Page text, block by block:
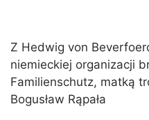
Z Hedwig von
niemieckiej organizacji
Familienschutz, matką
Bogusław Rąpała